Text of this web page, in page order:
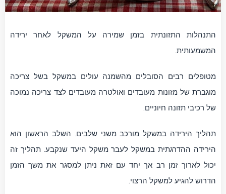
התנהלות התזונתית בזמן שמירה על המשקל לאחר ירידה
המשמעותית.
מטופלים רבים הסובלים מהשמנה עולים במשקל בשל צריכה
מוגברת של מזונות מעובדים ואולטרה מעובדים לצד צריכה נמוכה
של רכיבי תזונה חיוניים.
תהליך הירידה במשקל מורכב משני שלבים. השלב הראשון הוא
הירידה ההדרגתית במשקל לעבר משקל היעד שנקבע. תהליך זה
יכול לארוך זמן רב אך יחד עם זאת ניתן למסגר את משך הזמן
הדרוש להגיע למשקל הרצוי.